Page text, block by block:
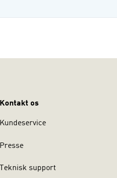
Kontakt os
Kundeservice
Presse
Teknisk support